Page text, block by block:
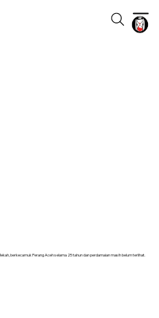
berkecamuk Perang Aceh selama 25 tahun dan perdamaian masih belum terlihat.